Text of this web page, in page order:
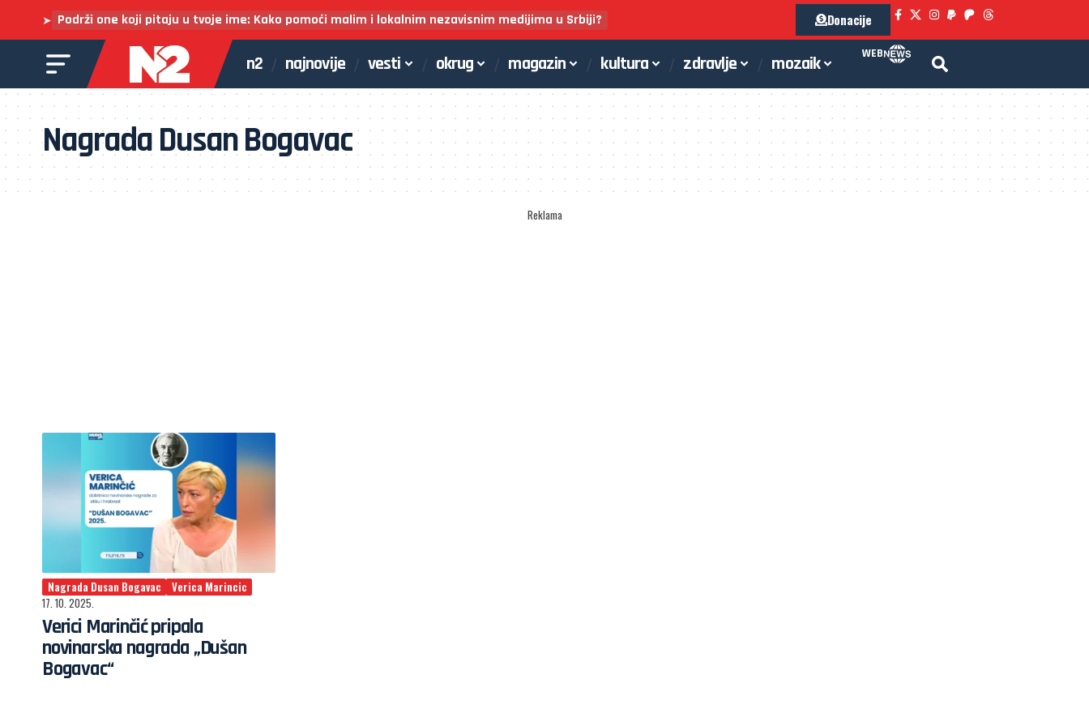
➤ Podrži one koji pitaju u tvoje ime: Kako pomoći malim i lokalnim nezavisnim medijima u Srbiji? Donacije
n2 najnovije vesti okrug magazin kultura zdravlje mozaik WEB
Nagrada Dusan Bogavac
Reklama
Nagrada Dusan Bogavac
Verica Marincic
17. 10. 2025.
Verici Marinčić pripala
novinarska nagrada „Dušan
Bogavac“